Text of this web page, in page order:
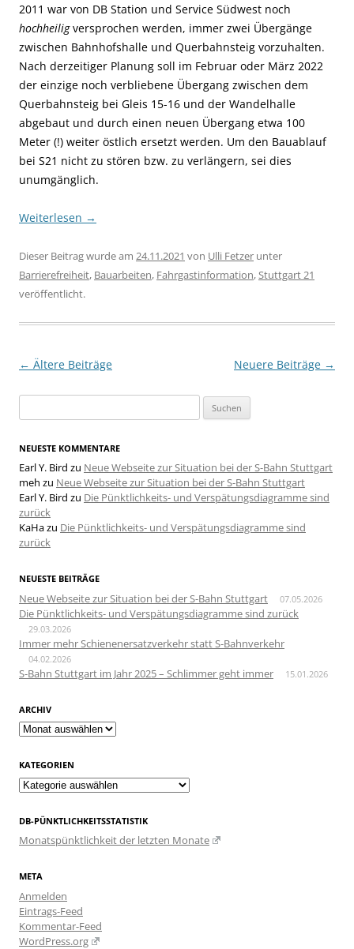
2011 war von DB Station und Service Südwest noch
hochheiligversprochen werden, immer zwei Übergänge
zwischen Bahnhofshalle und Querbahnsteig vorzuhalten.
Nach derzeitiger Planung soll im Februar oder März 2022
der einzige noch verbliebene Übergang zwischen dem
Querbahnsteig bei Gleis 15-16 und der Wandelhalle
abgebaut und durch einen neuen Übergang etwa 100
Meter (!) weiter östlich ersetzt werden. Um den Bauablauf
bei S21 nicht zu stören bzw. zu verlängern, sei dies
unumgänglich.
Weiterlesen →
Dieser Beitrag wurde am 24.11.2021 von Ulli Fetzer unter
Barrierefreiheit, Bauarbeiten, Fahrgastinformation,Stuttgart 21
veröffentlicht.
Beitragsnavigation
← Ältere Beiträge Neuere Beiträge →
nach:
NEUESTE KOMMENTARE
Earl Y. Bird zu Neue Webseite zur Situation bei der S-Bahn Stuttgart
meh zu Neue Webseite zur Situation bei der S-Bahn Stuttgart
Earl Y. Bird zu Die Pünktlichkeits- und Verspätungsdiagramme sind
zurück
KaHazu Die Pünktlichkeits- und Verspätungsdiagramme sind
zurück
NEUESTE BEITRÄGE
Neue Webseite zur Situation bei der S-Bahn Stuttgart 07.05.2026
Die Pünktlichkeits- und Verspätungsdiagramme sind zurück
29.03.2026
Immer mehr Schienenersatzverkehr statt S-Bahnverkehr
04.02.2026
S-Bahn Stuttgart im Jahr 2025 – Schlimmer geht immer 15.01.2026
ARCHIV
Archiv
KATEGORIEN
Kategorien
DB-PÜNKTLICHKEITSSTATISTIK
Monatspünktlichkeit der letzten Monate
META
Anmelden
Eintrags-Feed
Kommentar-Feed
WordPress.org